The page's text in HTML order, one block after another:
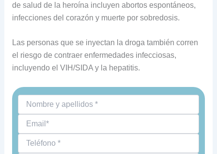
de salud de la heroína incluyen abortos espontáneos,
infecciones del corazón y muerte por sobredosis.
Las personas que se inyectan la droga también corren
el riesgo de contraer enfermedades infecciosas,
incluyendo el VIH/SIDA y la hepatitis.